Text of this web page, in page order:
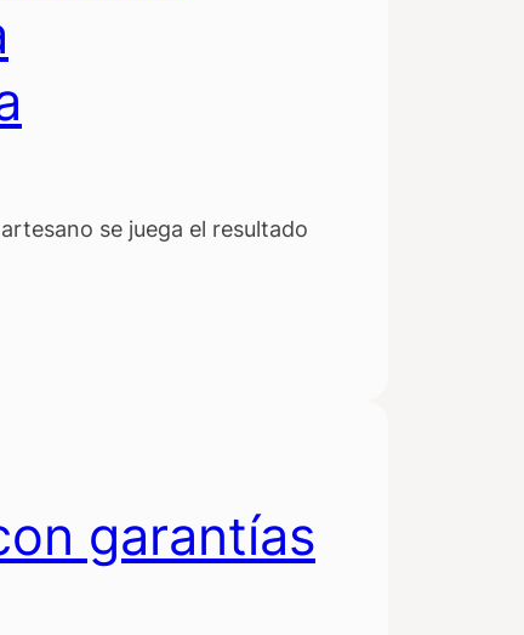
se juega el resultado
garantías